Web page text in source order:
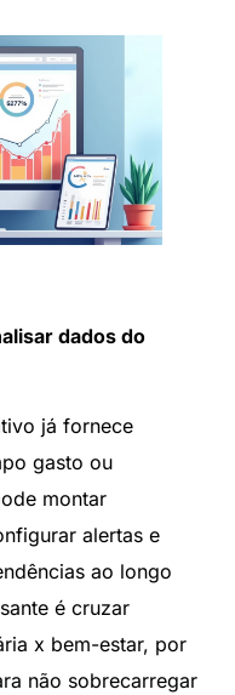
dados do
já fornece
gasto ou
montar
alertas e
ao longo
é cruzar
x bem-estar, por
não sobrecarregar